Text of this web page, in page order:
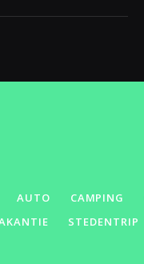
AUTO CAMPING
STEDENTRIP